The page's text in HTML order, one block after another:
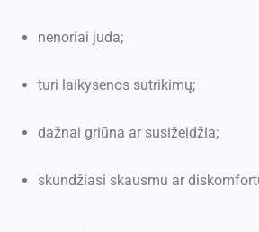
nenoriai juda;
turi laikysenos sutrikimų;
dažnai griūna ar susižeidžia;
skundžiasi skausmu ar